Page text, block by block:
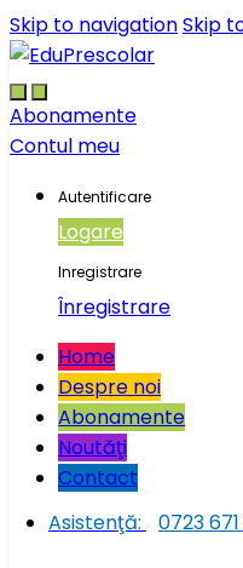
Skip to navigationSkip
Abonamente
Contul meu
Autentificare
Logare
Inregistrare
Înregistrare
Home
Despre noi
Abonamente
Noutăţi
Contact
Asistenţă:
0723 671